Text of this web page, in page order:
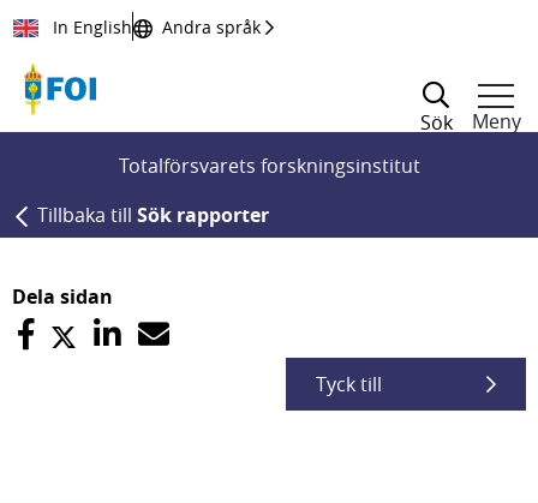
Till innehållet
In English Andra språk
Sök
Meny
Totalförsvarets forskningsinstitut
Tillbaka till Sök rapporter
Dela sidan
Tyck till